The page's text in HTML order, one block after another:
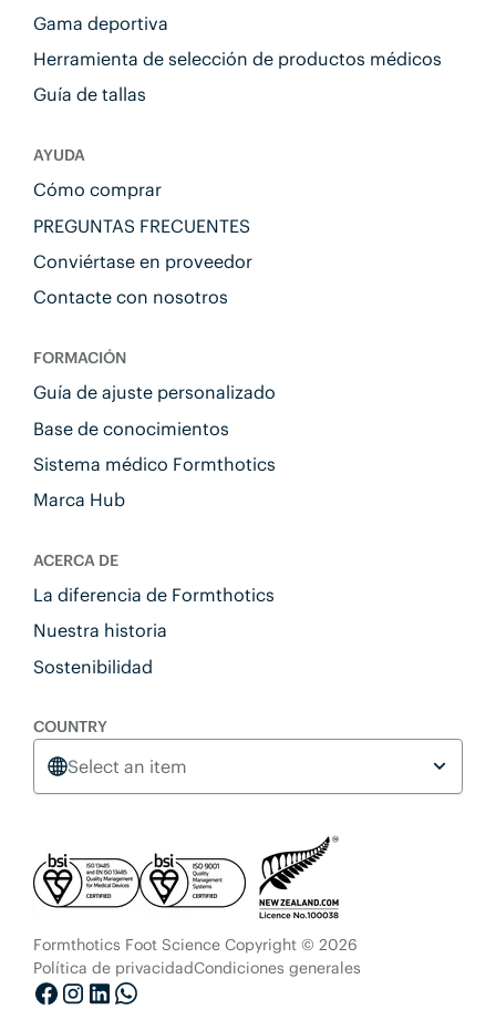
Gama deportiva
Herramienta de selección de productos médicos
Guía de tallas
AYUDA
Cómo comprar
PREGUNTAS FRECUENTES
Conviértase en proveedor
Contacte con nosotros
FORMACIÓN
Guía de ajuste personalizado
Base de conocimientos
Sistema médico Formthotics
Marca Hub
ACERCA DE
La diferencia de Formthotics
Nuestra historia
Sostenibilidad
COUNTRY
Select an item
Formthotics Foot Science Copyright © 2026
Política de privacidadCondiciones generales